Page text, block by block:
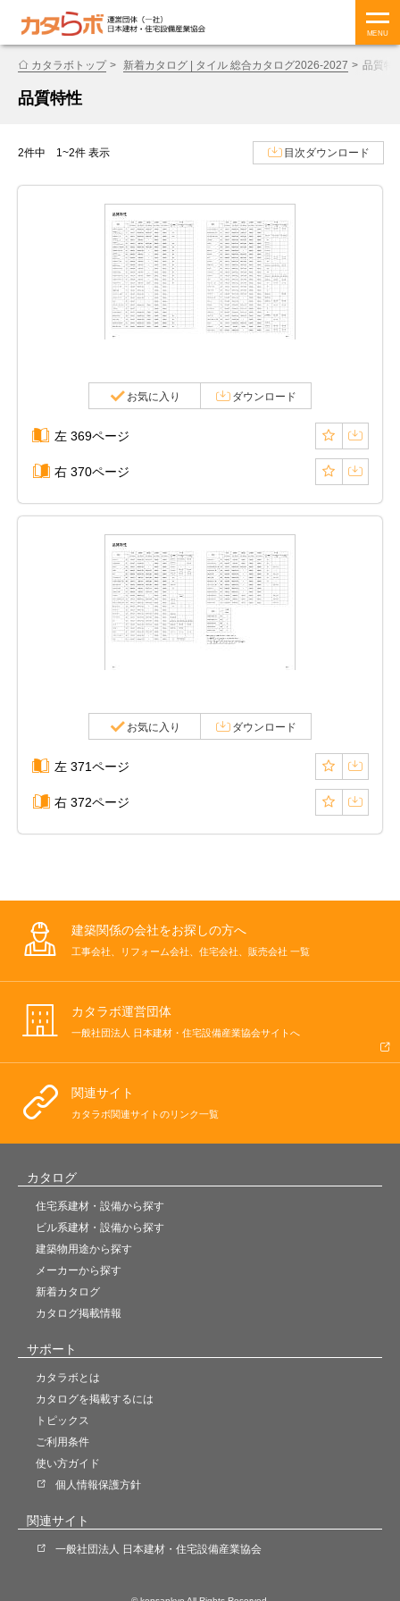
MENU
カタラボトップ 新着カタログ | タイル 総合カタログ2026-2027 品質特
品質特性
2件中 1~2件 表示 目次ダウンロード
お気に入り ダウンロード
左 369ページ
右 370ページ
お気に入り ダウンロード
左 371ページ
右 372ページ
建築関係の会社をお探しの方へ
工事会社、リフォーム会社、住宅会社、販売会社 一覧
カタラボ運営団体
一般社団法人 日本建材・住宅設備産業協会サイトへ
関連サイト
カタラボ関連サイトのリンク一覧
カタログ
住宅系建材・設備から探す
ビル系建材・設備から探す
建築物用途から探す
メーカーから探す
新着カタログ
カタログ掲載情報
サポート
カタラボとは
カタログを掲載するには
トピックス
ご利用条件
使い方ガイド
個人情報保護方針
関連サイト
一般社団法人 日本建材・住宅設備産業協会